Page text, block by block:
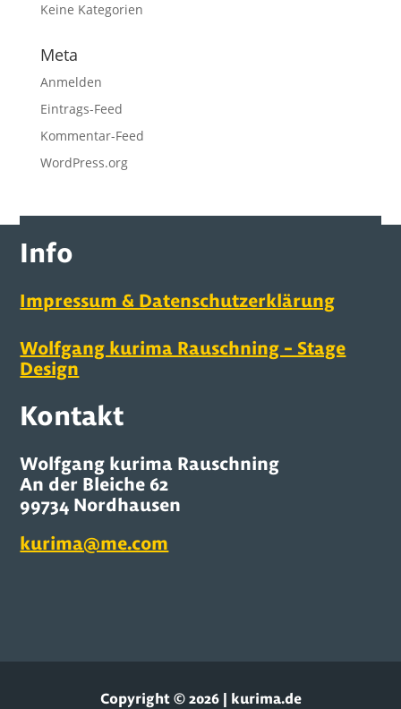
Keine Kategorien
Meta
Anmelden
Eintrags-Feed
Kommentar-Feed
WordPress.org
Info
Impressum & Datenschutzerklärung
Wolfgang kurima Rauschning – Stage
Design
Kontakt
Wolfgang kurima Rauschning
An der Bleiche 62
99734 Nordhausen
kurima@me.com
Copyright © 2026 | kurima.de